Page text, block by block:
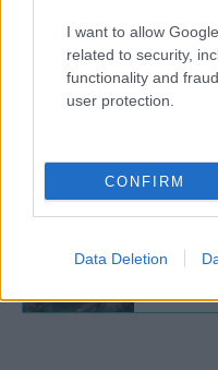
I want to allow
related to security,
functionality and
user protection.
CONFIRM
Data Deletion
1899-ben
kegyelmet adott,
szabadult, 1906-
zsidó